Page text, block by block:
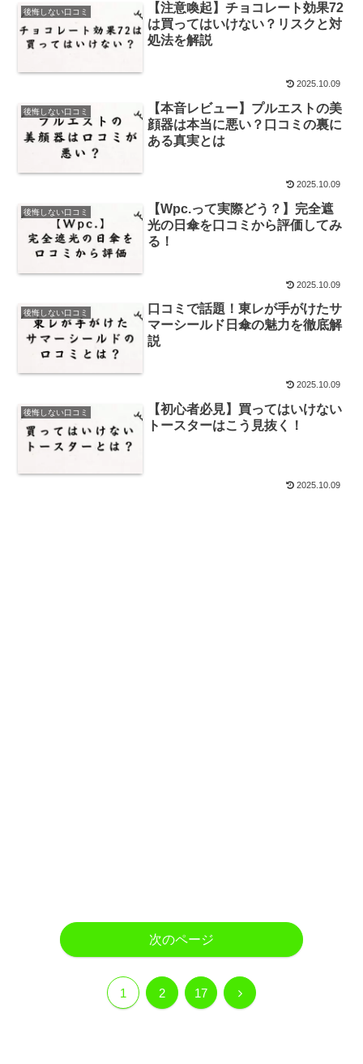
後悔しない口コミ
【注意喚起】チョコレート効果72
は買ってはいけない？リスクと対
処法を解説
2025.10.09
後悔しない口コミ
【本音レビュー】プルエストの美
顔器は本当に悪い？口コミの裏に
ある真実とは
2025.10.09
後悔しない口コミ
【Wpc.って実際どう？】完全遮
光の日傘を口コミから評価してみ
る！
2025.10.09
後悔しない口コミ
口コミで話題！東レが手がけたサ
マーシールド日傘の魅力を徹底解
説
2025.10.09
後悔しない口コミ
【初心者必見】買ってはいけない
トースターはこう見抜く！
2025.10.09
次のページ
1 2 17 次